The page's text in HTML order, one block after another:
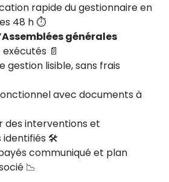
rapide du gestionnaire en
48 h ⏱️
Assemblées générales
📄
gestion lisible, sans frais
avec documents à
des interventions et
identifiés 🛠️
communiqué et plan
📉